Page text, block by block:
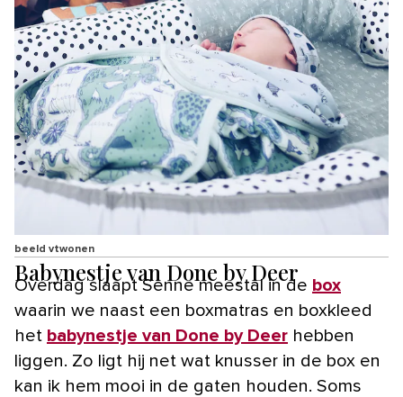
beeld vtwonen
Babynestje van Done by Deer
Overdag slaapt Senne meestal in de box
waarin we naast een boxmatras en boxkleed
het babynestje van Done by Deer hebben
liggen. Zo ligt hij net wat knusser in de box en
kan ik hem mooi in de gaten houden. Soms